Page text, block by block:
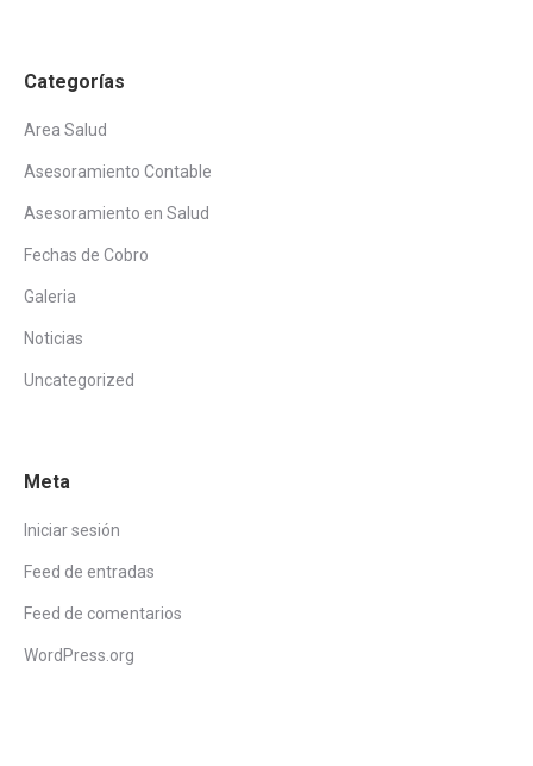
Categorías
Area Salud
Asesoramiento Contable
Asesoramiento en Salud
Fechas de Cobro
Galeria
Noticias
Uncategorized
Meta
Iniciar sesión
Feed de entradas
Feed de comentarios
WordPress.org